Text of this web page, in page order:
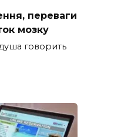
переваги
мозку
душа говорить